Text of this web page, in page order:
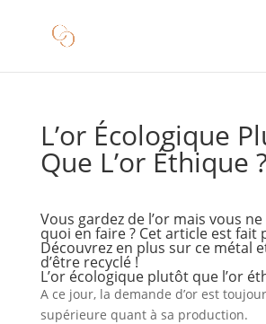
L’or Écologique
Que L’or Éthique ?
Vous gardez de l’or mais vous ne
quoi en faire ? Cet article est fait
Découvrez en plus sur ce métal
d’être recyclé !
L’or écologique plutôt que l’or
A ce jour, la demande d’or est
supérieure quant à sa production.